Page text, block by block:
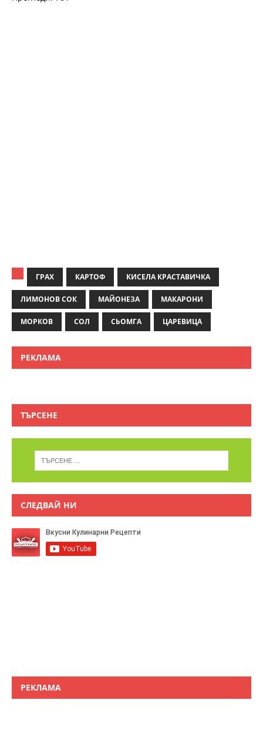
ГРАХ КАРТОФ КИСЕЛА КРАСТАВИЧКА
ЛИМОНОВ СОК МАЙОНЕЗА МАКАРОНИ
МОРКОВ СОЛ СЬОМГА ЦАРЕВИЦА
РЕКЛАМА
ТЪРСЕНЕ
СЛЕДВАЙ НИ
РЕКЛАМА